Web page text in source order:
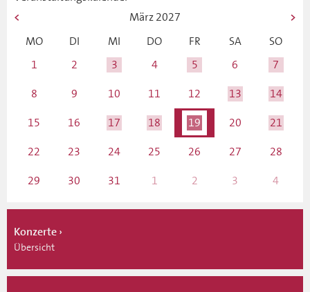
März2027
MO
DI MI DO FR SA
SO
1
2 3 4 5 6
7
8
9 10 11 12 13
14
15
16 17 18 19 20
21
22
23 24 25 26 27
28
29
30 31 1 2 3 4
Konzerte
Übersicht